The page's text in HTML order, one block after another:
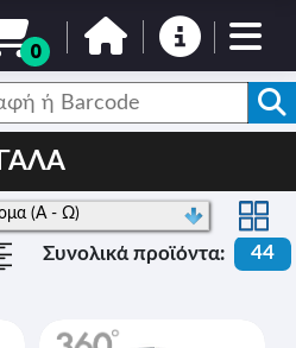
0
ΓΑΛΑ
Συνολικά προϊόντα: 44